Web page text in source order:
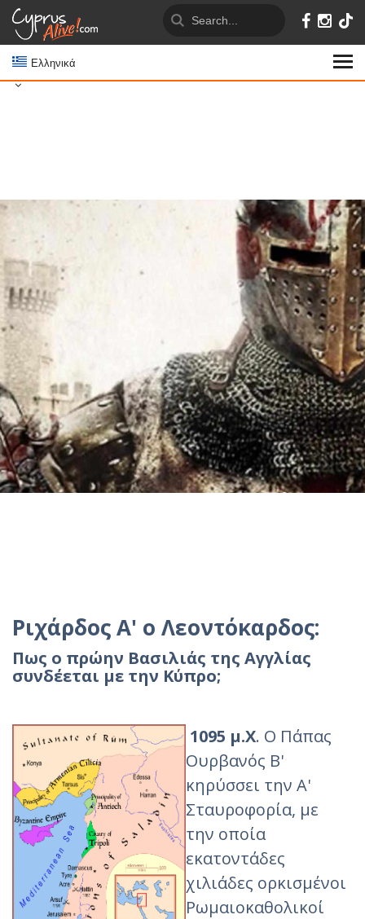
Ελληνικά
Ριχάρδος A' ο Λεοντόκαρδος:
Πως ο πρώην Βασιλιάς της Αγγλίας
συνδέεται με την Κύπρο;
1095 μ.Χ. Ο Πάπας
Ουρβανός Β'
κηρύσσει την Α'
Σταυροφορία, με
την οποία
εκατοντάδες
χιλιάδες ορκισμένοι
Ρωμαιοκαθολικοί